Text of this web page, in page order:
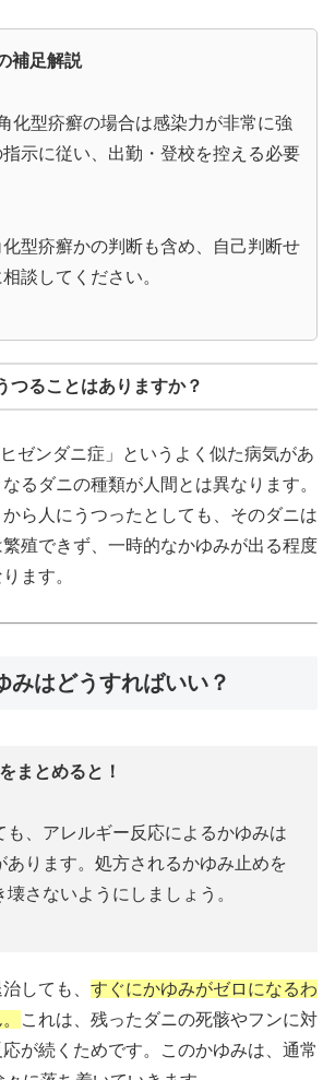
補足解説
化型疥癬の場合は感染力が非常に強
示に従い、出勤・登校を控える必要
型疥癬かの判断も含め、自己判断せ
談してください。
つることはありますか？
ゼンダニ症」というよく似た病気があ
るダニの種類が人間とは異なります。
ら人にうつったとしても、そのダニは
繁殖できず、一時的なかゆみが出る程度
ます。
みはどうすればいい？
まとめると！
も、アレルギー反応によるかゆみは
あります。処方されるかゆみ止めを
さないようにしましょう。
しても、 すぐにかゆみがゼロになるわ
これは、残ったダニの死骸やフンに対
が続くためです。このかゆみは、通常